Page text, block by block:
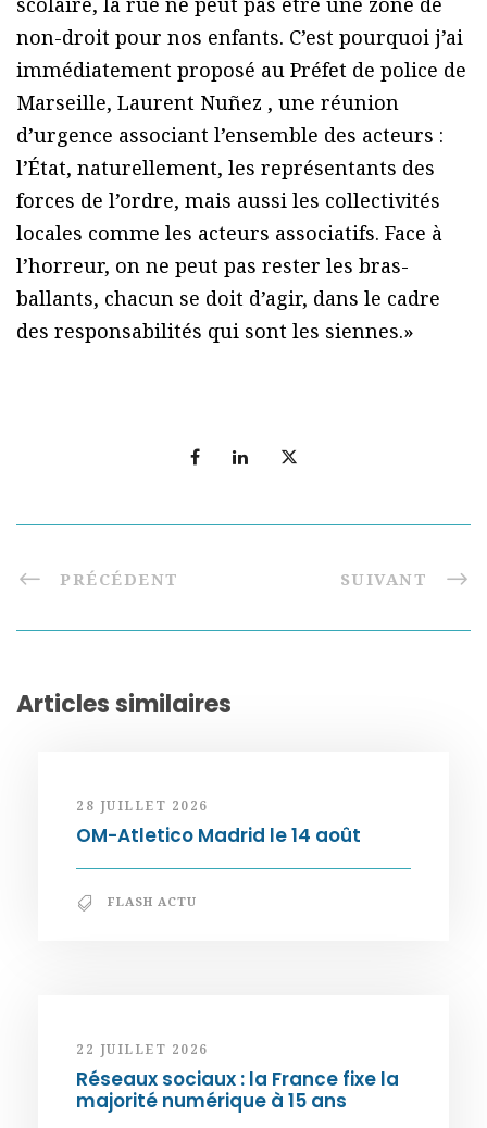
non-droit pour nos enfants. C’est pourquoi j’ai
immédiatement proposé au Préfet de police de
Marseille, Laurent Nuñez , une réunion
d’urgence associant l’ensemble des acteurs :
l’État, naturellement, les représentants des
forces de l’ordre, mais aussi les collectivités
locales comme les acteurs associatifs. Face à
l’horreur, on ne peut pas rester les bras-
ballants, chacun se doit d’agir, dans le cadre
des responsabilités qui sont les siennes.»
PRÉCÉDENT SUIVANT
Articles similaires
28 JUILLET 2026
OM-Atletico Madrid le 14 août
FLASH ACTU
22 JUILLET 2026
Réseaux sociaux : la France fixe la
majorité numérique à 15 ans